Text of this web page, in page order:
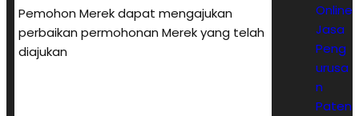
Pemohon Merek dapat mengajukan
perbaikan permohonan Merek yang telah
diajukan
Online
Jasa
Peng
urusa
n
Paten